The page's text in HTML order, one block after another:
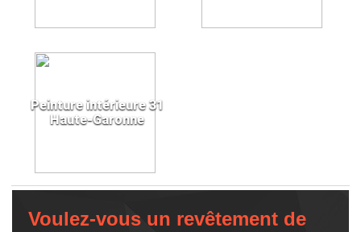
Peinture intérieure 31
Haute-Garonne
Voulez-vous un revêtement de